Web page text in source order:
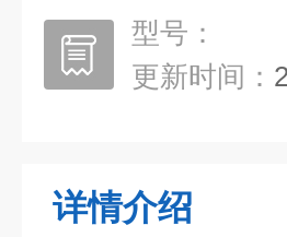
型号：
更新时间：
详情介绍